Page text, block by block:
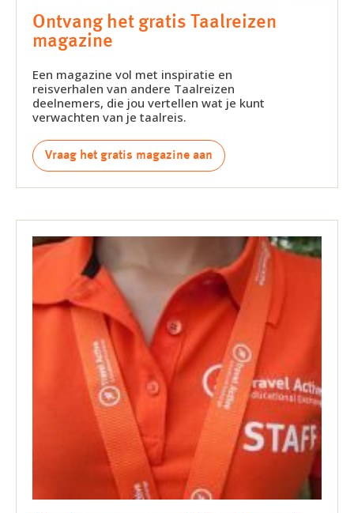
Ontvang het gratis Taalreizen
magazine
Een magazine vol met inspiratie en
reisverhalen van andere Taalreizen
deelnemers, die jou vertellen wat je kunt
verwachten van je taalreis.
Vraag het gratis magazine aan